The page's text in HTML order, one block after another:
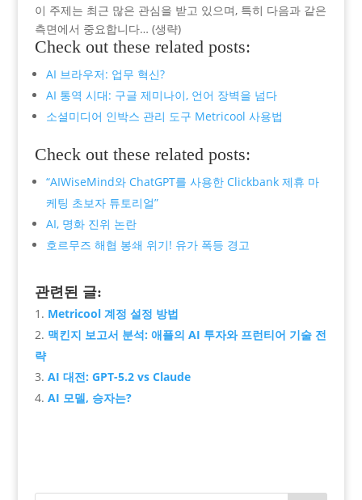
이 주제는 최근 많은 관심을 받고 있으며, 특히 다음과 같은
측면에서 중요합니다… (생략)
Check out these related posts:
AI 브라우저: 업무 혁신?
AI 통역 시대: 구글 제미나이, 언어 장벽을 넘다
소셜미디어 인박스 관리 도구 Metricool 사용법
Check out these related posts:
“AIWiseMind와 ChatGPT를 사용한 Clickbank 제휴 마
케팅 초보자 튜토리얼”
AI, 명화 진위 논란
호르무즈 해협 봉쇄 위기! 유가 폭등 경고
관련된 글:
Metricool 계정 설정 방법
맥킨지 보고서 분석: 애플의 AI 투자와 프런티어 기술 전
략
AI 대전: GPT-5.2 vs Claude
AI 모델, 승자는?